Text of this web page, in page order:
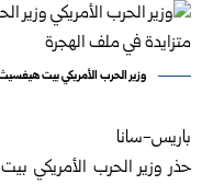
وزير الحرب الأمريكي بيت
باريس-سانا
حذر وزير الحرب الأمريكي